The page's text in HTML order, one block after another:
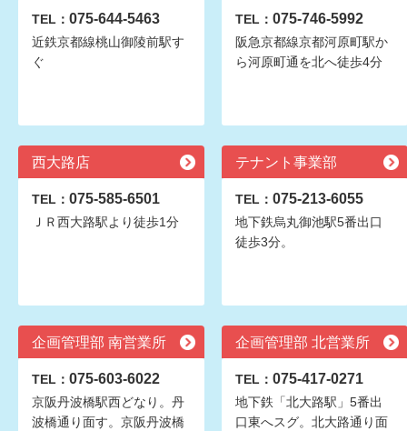
TEL： 075-644-5463
近鉄京都線桃山御陵前駅す
ぐ
TEL： 075-746-5992
阪急京都線京都河原町駅か
ら河原町通を北へ徒歩4分
西大路店
TEL： 075-585-6501
ＪＲ西大路駅より徒歩1分
テナント事業部
TEL： 075-213-6055
地下鉄烏丸御池駅5番出口
徒歩3分。
企画管理部 南営業所
TEL： 075-603-6022
京阪丹波橋駅西どなり。丹
波橋通り面す。京阪丹波橋
企画管理部 北営業所
TEL： 075-417-0271
地下鉄「北大路駅」5番出
口東へスグ。北大路通り面